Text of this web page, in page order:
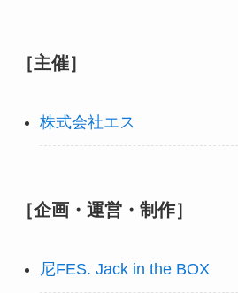
［主催］
株式会社エス
［企画・運営・制作］
尼FES. Jack in the BOX